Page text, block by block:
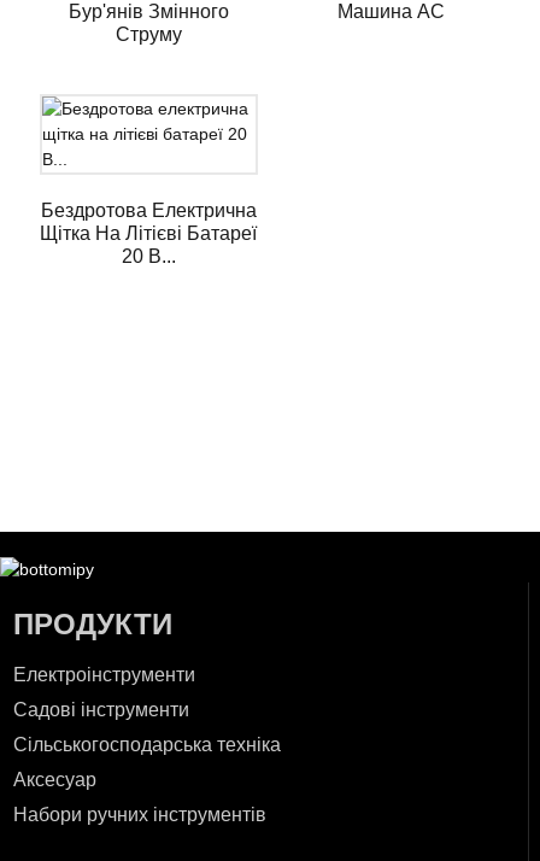
Бур'янів Змінного
Струму
Машина AC
Бездротова Електрична
Щітка На Літієві Батареї
20 В...
ПРОДУКТИ
Електроінструменти
Садові інструменти
Сільськогосподарська техніка
Аксесуар
Набори ручних інструментів